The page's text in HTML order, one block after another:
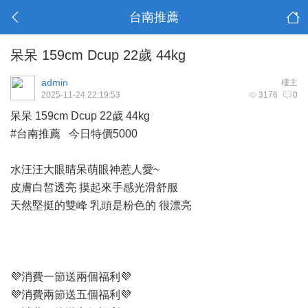
台南推薦
呆呆 159cm Dcup 22歲 44kg
樓主
admin
3176 0
2025-11-24 22:19:53
呆呆 159cm Dcup 22歲 44kg
#台南推薦 今日特價5000
水汪汪大眼睛呆萌眼神惹人愛~
皮膚白皙透亮 摸起來手感光滑舒服
天然堅挺的雙峰 乳頭是粉色的 很漂亮
💜消費一節送兩個福利💜
💜消費兩節送五個福利💜